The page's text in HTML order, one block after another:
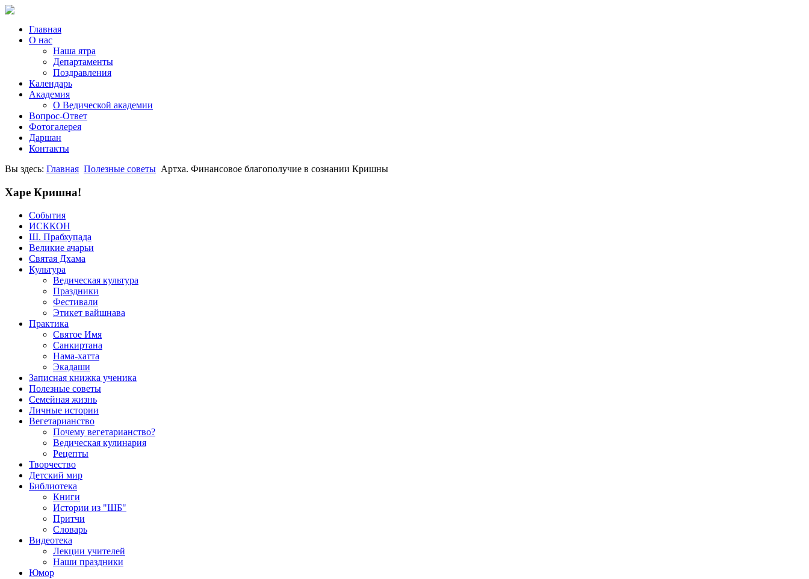
Главная
О нас
Наша ятра
Департаменты
Поздравления
Календарь
Академия
О Ведической академии
Вопрос-Ответ
Фотогалерея
Даршан
Контакты
Вы здесь: Главная Полезные советы Артха. Финансовое благополучие в сознании Кришны
Харе Кришна!
События
ИСККОН
Ш. Прабхупада
Великие ачарьи
Святая Дхама
Культура
Ведическая культура
Праздники
Фестивали
Этикет вайшнава
Практика
Святое Имя
Санкиртана
Нама-хатта
Экадаши
Записная книжка ученика
Полезные советы
Семейная жизнь
Личные истории
Вегетарианство
Почему вегетарианство?
Ведическая кулинария
Рецепты
Творчество
Детский мир
Библиотека
Книги
Истории из "ШБ"
Притчи
Словарь
Видеотека
Лекции учителей
Наши праздники
Юмор